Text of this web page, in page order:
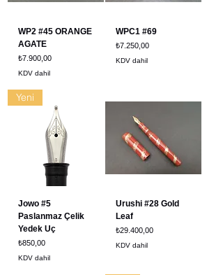
WP2 #45 ORANGE
AGATE
Fiyat
₺7.900,00
KDV dahil
WPC1 #69
Fiyat
₺7.250,00
KDV dahil
Yeni
Jowo #5
Paslanmaz Çelik
Yedek Uç
Fiyat
₺850,00
KDV dahil
Urushi #28 Gold
Leaf
Fiyat
₺29.400,00
KDV dahil